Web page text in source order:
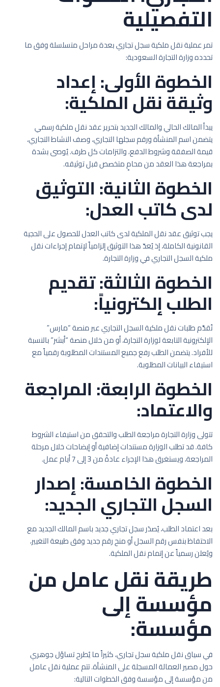
التفصيلية
تمر عملية نقل ملكية سجل تجاري بعدة مراحل متسلسلة وفق ما
تحدده وزارة التجارة السعودية:
الخطوة الأولى: إعداد
وثيقة نقل الملكية:
يبدأ المالك الحالي والمالك الجديد بتحرير عقد نقل ملكية رسمي
يتضمن اسم المنشأة ورقم سجلها التجاري، وصف النشاط التجاري،
قيمة الصفقة وشروط الدفع، والتزامات كل طرف. يُوصى بشدة
بمراجعة هذا العقد من محامٍ متخصص قبل توثيقه.
الخطوة الثانية: التوثيق
لدى كاتب العدل:
يجب توثيق عقد نقل الملكية لدى كاتب العدل للحصول على الحجية
القانونية الكاملة، إذ يُعدّ هذا التوثيق إلزامياً لإتمام إجراءات نقل
ملكية السجل التجاري في وزارة التجارة.
الخطوة الثالثة: تقديم
الطلب إلكترونياً:
تُقدَّم طلبات نقل ملكية السجل التجاري عبر منصة “مارس”
الإلكترونية التابعة لوزارة التجارة، أو من خلال منصة “أبشر” بالنسبة
للأفراد. يتضمن الطلب رفع جميع المستندات المطلوبة رقمياً مع
استيفاء البيانات المطلوبة.
الخطوة الرابعة: المراجعة
والاعتماد:
تتولى وزارة التجارة مراجعة الطلب والتحقق من استيفاء الشروط
كافة. قد تطلب الوزارة مستندات إضافية أو إيضاحات خلال مرحلة
المراجعة، ويستغرق هذا الإجراء عادةً من 3 إلى 7 أيام عمل.
الخطوة الخامسة: إصدار
السجل التجاري الجديد:
بعد اعتماد الطلب، يُصدَر سجل تجاري جديد باسم المالك الجديد مع
الاحتفاظ بنفس رقم السجل أو منح رقم جديد وفق طبيعة التغيير،
ويُعلن رسمياً عن إتمام نقل الملكية.
طريقة نقل عامل من
مؤسسة إلى
مؤسسة:
في سياق نقل ملكية سجل تجاري، كثيراً ما يُطرح تساؤل جوهري
حول مصير العمالة المسجلة على المنشأة. تتم عملية نقل عامل
من مؤسسة إلى مؤسسة وفق الخطوات التالية: